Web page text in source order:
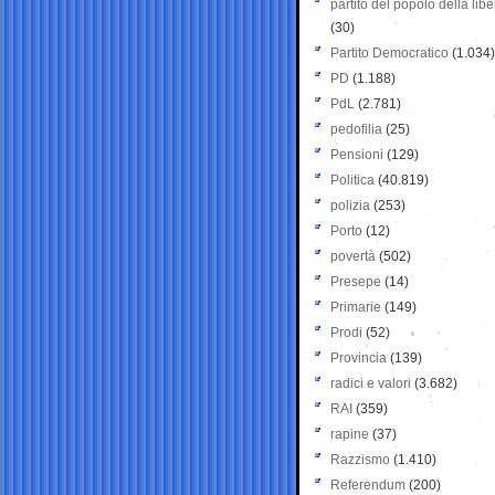
partito del popolo della
(30)
Partito Democratico (1.034)
PD (1.188)
PdL (2.781)
pedofilia (25)
Pensioni (129)
Politica (40.819)
polizia (253)
Porto (12)
povertà (502)
Presepe (14)
Primarie (149)
Prodi (52)
Provincia (139)
radici e valori (3.682)
RAI (359)
rapine (37)
Razzismo (1.410)
Referendum (200)